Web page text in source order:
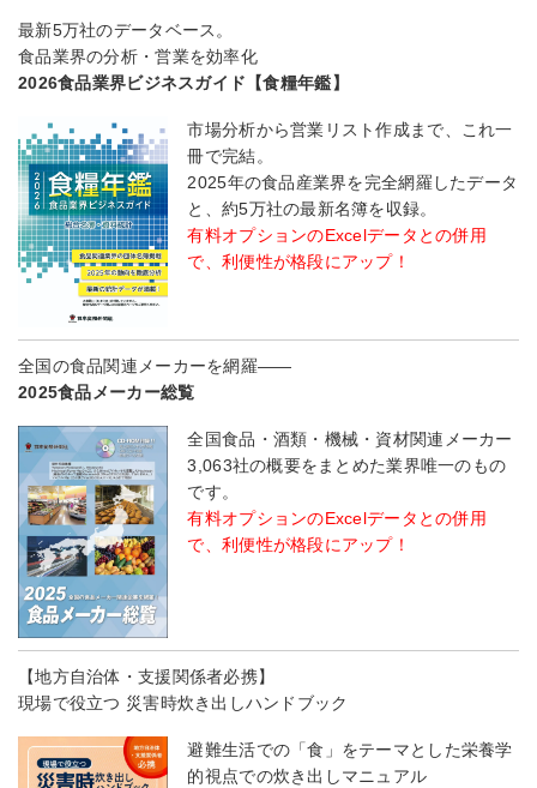
最新5万社のデータベース。
食品業界の分析・営業を効率化
2026食品業界ビジネスガイド【食糧年鑑】
市場分析から営業リスト作成まで、これ一
冊で完結。
2025年の食品産業界を完全網羅したデータ
と、約5万社の最新名簿を収録。
有料オプションのExcelデータとの併用
で、利便性が格段にアップ！
全国の食品関連メーカーを網羅――
2025食品メーカー総覧
全国食品・酒類・機械・資材関連メーカー
3,063社の概要をまとめた業界唯一のもの
です。
有料オプションのExcelデータとの併用
で、利便性が格段にアップ！
【地方自治体・支援関係者必携】
現場で役立つ 災害時炊き出しハンドブック
避難生活での「食」をテーマとした栄養学
的視点での炊き出しマニュアル